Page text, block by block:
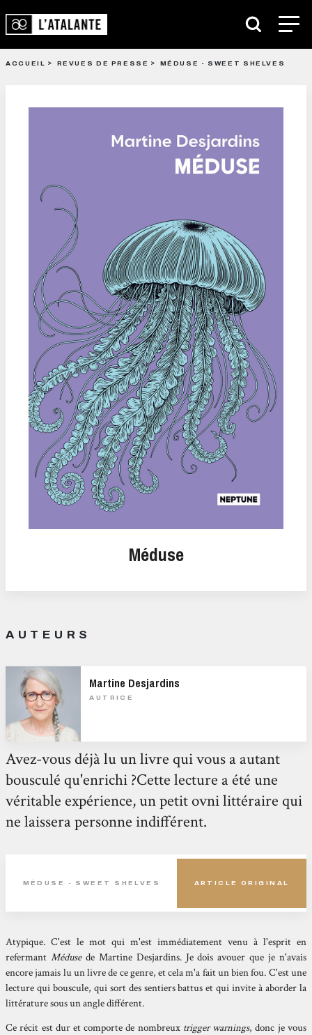
ACCUEIL REVUES DE PRESSE MÉDUSE - SWEET SHELVES
Méduse
AUTEURS
Martine Desjardins
AUTRICE
Avez-vous déjà lu un livre qui vous a autant
bousculé qu'enrichi ?Cette lecture a été une
véritable expérience, un petit ovni littéraire qui
ne laissera personne indifférent.
MÉDUSE - SWEET SHELVES ARTICLE ORIGINAL
Atypique. C'est le mot qui m'est immédiatement venu à l'esprit en
refermant Médusede Martine Desjardins. Je dois avouer que je n'avais
encore jamais lu un livre de ce genre, et cela m'a fait un bien fou. C'est une
lecture qui bouscule, qui sort des sentiers battus et qui invite à aborder la
littérature sous un angle différent.
Ce récit est dur et comporte de nombreux trigger warnings, donc je vous